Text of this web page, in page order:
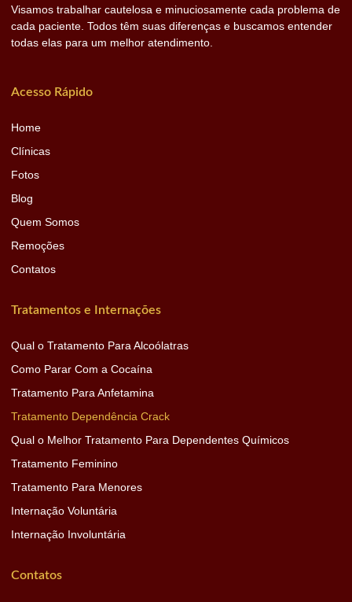
Visamos trabalhar cautelosa e minuciosamente cada problema de
cada paciente. Todos têm suas diferenças e buscamos entender
todas elas para um melhor atendimento.
Acesso Rápido
Home
Clínicas
Fotos
Blog
Quem Somos
Remoções
Contatos
Tratamentos e Internações
Qual o Tratamento Para Alcoólatras
Como Parar Com a Cocaína
Tratamento Para Anfetamina
Tratamento Dependência Crack
Qual o Melhor Tratamento Para Dependentes Químicos
Tratamento Feminino
Tratamento Para Menores
Internação Voluntária
Internação Involuntária
Contatos